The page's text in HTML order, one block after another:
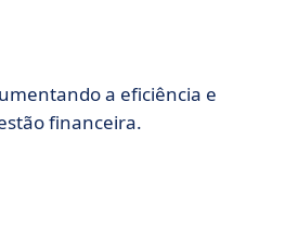
a eficiência e
financeira.